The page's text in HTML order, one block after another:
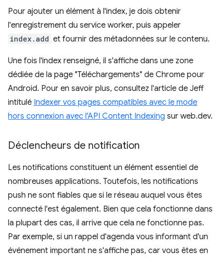
Pour ajouter un élément à l'index, je dois obtenir
l'enregistrement du service worker, puis appeler
index.add et fournir des métadonnées sur le contenu.
Une fois l'index renseigné, il s'affiche dans une zone
dédiée de la page "Téléchargements" de Chrome pour
Android. Pour en savoir plus, consultez l'article de Jeff
intitulé Indexer vos pages compatibles avec le mode
hors connexion avec l'API Content Indexing sur web.dev.
Déclencheurs de notification
Les notifications constituent un élément essentiel de
nombreuses applications. Toutefois, les notifications
push ne sont fiables que si le réseau auquel vous êtes
connecté l'est également. Bien que cela fonctionne dans
la plupart des cas, il arrive que cela ne fonctionne pas.
Par exemple, si un rappel d'agenda vous informant d'un
événement important ne s'affiche pas, car vous êtes en